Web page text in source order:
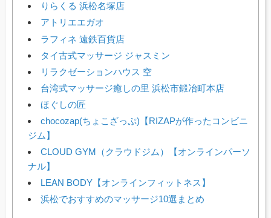
りらくる 浜松名塚店
アトリエエガオ
ラフィネ 遠鉄百貨店
タイ古式マッサージ ジャスミン
リラクゼーションハウス 空
台湾式マッサージ癒しの里 浜松市鍛冶町本店
ほぐしの匠
chocozap(ちょこざっぷ)【RIZAPが作ったコンビニ
ジム】
CLOUD GYM（クラウドジム）【オンラインパーソ
ナル】
LEAN BODY【オンラインフィットネス】
浜松でおすすめのマッサージ10選まとめ